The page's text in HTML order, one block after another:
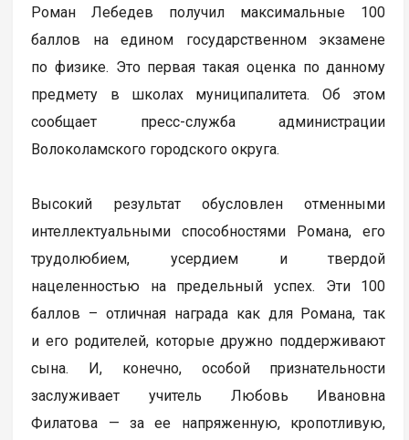
Роман Лебедев получил максимальные 100
баллов на едином государственном экзамене
по физике. Это первая такая оценка по данному
предмету в школах муниципалитета. Об этом
сообщает пресс-служба администрации
Волоколамского городского округа.
Высокий результат обусловлен отменными
интеллектуальными способностями Романа, его
трудолюбием, усердием и твердой
нацеленностью на предельный успех. Эти 100
баллов – отличная награда как для Романа, так
и его родителей, которые дружно поддерживают
сына. И, конечно, особой признательности
заслуживает учитель Любовь Ивановна
Филатова — за ее напряженную, кропотливую,